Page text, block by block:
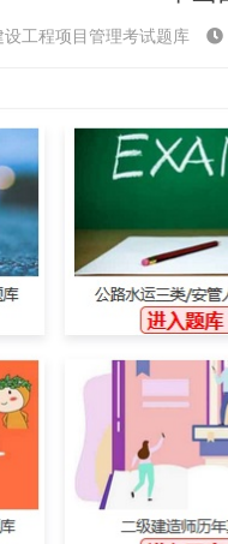
设工程项目管理考试题库